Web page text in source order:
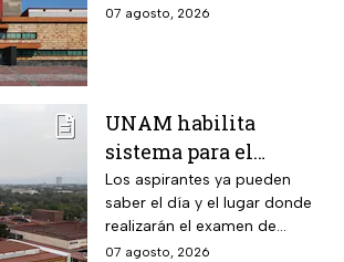
Licenciatura luego de
07 agosto, 2026
UNAM habilita
sistema para el
examen de control: así
puedes consultar
fecha, hora y sede
Los aspirantes ya pueden
saber el día y el lugar donde
realizarán el examen de
control de forma presencial
07 agosto, 2026